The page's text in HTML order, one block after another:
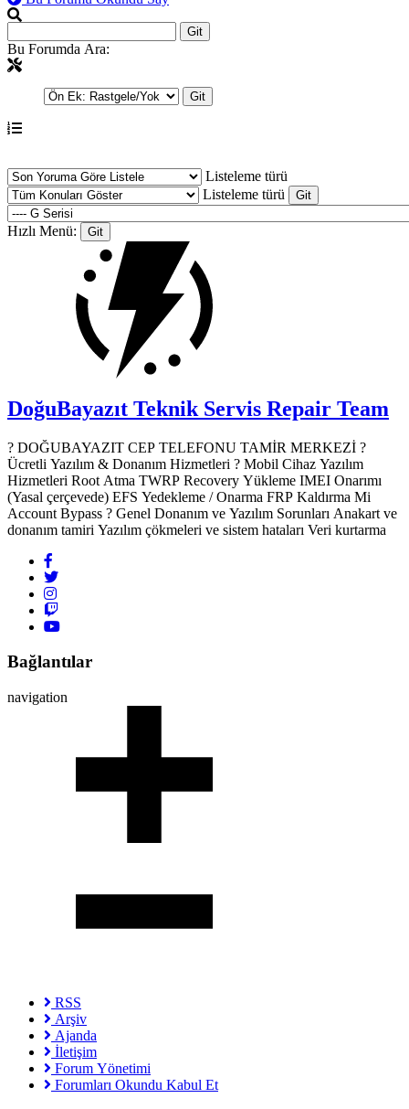
Bu Forumda Ara:
Listeleme türü
Listeleme türü
Hızlı Menü:
DoğuBayazıt Teknik Servis Repair Team
? DOĞUBAYAZIT CEP TELEFONU TAMİR MERKEZİ ?️
Ücretli Yazılım & Donanım Hizmetleri ? Mobil Cihaz Yazılım
Hizmetleri Root Atma TWRP Recovery Yükleme IMEI Onarımı
(Yasal çerçevede) EFS Yedekleme / Onarma FRP Kaldırma Mi
Account Bypass ? Genel Donanım ve Yazılım Sorunları Anakart ve
donanım tamiri Yazılım çökmeleri ve sistem hataları Veri kurtarma
Bağlantılar
navigation
RSS
Arşiv
Ajanda
İletişim
Forum Yönetimi
Forumları Okundu Kabul Et